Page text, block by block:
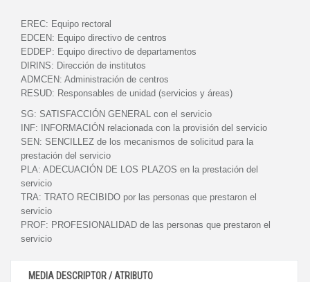
EREC: Equipo rectoral
EDCEN: Equipo directivo de centros
EDDEP: Equipo directivo de departamentos
DIRINS: Dirección de institutos
ADMCEN: Administración de centros
RESUD: Responsables de unidad (servicios y áreas)
SG: SATISFACCIÓN GENERAL con el servicio
INF:
INFORMACIÓN relacionada con la provisión del servicio
SEN: SENCILLEZ de los mecanismos de solicitud para la
prestación del servicio
PLA: ADECUACIÓN DE LOS PLAZOS en la prestación del
servicio
TRA: TRATO RECIBIDO por las personas que prestaron el
servicio
PROF: PROFESIONALIDAD de las personas que prestaron el
servicio
MEDIA DESCRIPTOR / ATRIBUTO